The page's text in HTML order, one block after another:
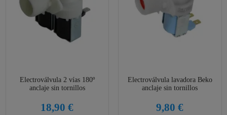
Electroválvula 2 vías 180º
anclaje sin tornillos
18,90 €
Electroválvula lavadora Beko
anclaje sin tornillos
9,80 €